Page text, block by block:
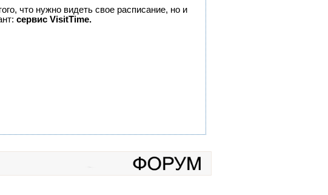
что нужно видеть свое расписание, но и
сервис VisitTime.